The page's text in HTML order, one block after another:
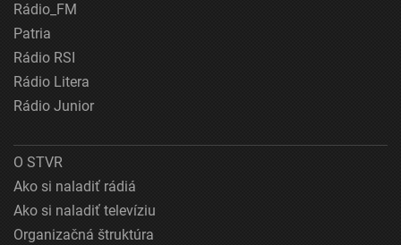
Rádio_FM
Patria
Rádio RSI
Rádio Litera
Rádio Junior
O STVR
Ako si naladiť rádiá
Ako si naladiť televíziu
Organizačná štruktúra